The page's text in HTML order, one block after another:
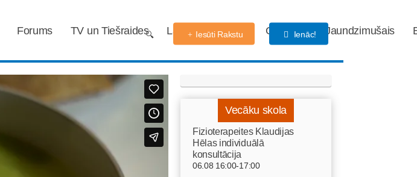
Forums TV un Tiešraides Labdarības fonds Gaidības Jaundzimušais
Iesūti Rakstu Ienāc!
Vecāku skola
Fizioterapeites Klaudijas
Hēlas individuālā
konsultācija
06.08 16:00-17:00